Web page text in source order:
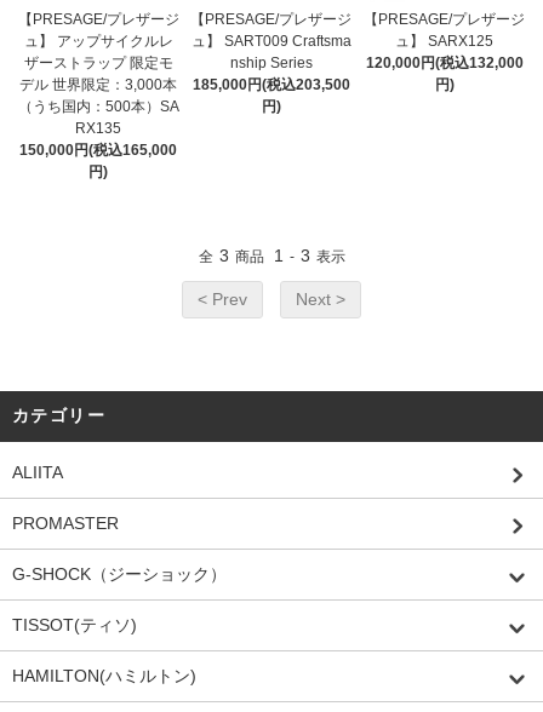
【PRESAGE/プレザージ
ュ】 アップサイクルレ
ザーストラップ 限定モ
デル 世界限定：3,000本
（うち国内：500本）SA
RX135
150,000円(税込165,000
円)
【PRESAGE/プレザージ
ュ】 SART009 Craftsma
nship Series
185,000円(税込203,500
円)
【PRESAGE/プレザージ
ュ】 SARX125
120,000円(税込132,000
円)
全 3 商品 1 - 3 表示
< Prev Next >
カテゴリー
ALIITA
PROMASTER
G-SHOCK（ジーショック）
TISSOT(ティソ)
HAMILTON(ハミルトン)